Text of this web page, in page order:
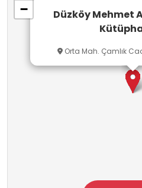
Düzköy Mehmet
Orta Mah. Çamlık
−